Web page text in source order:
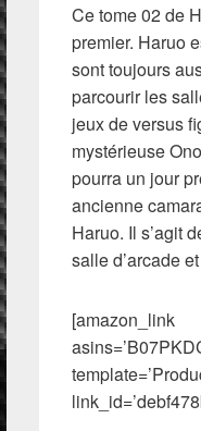
Ce tome 02 de
premier. Haruo
sont toujours
parcourir les
jeux de versus
mystérieuse
pourra un jour
ancienne
Haruo. Il s’agit
salle d’arcade
[amazon_link